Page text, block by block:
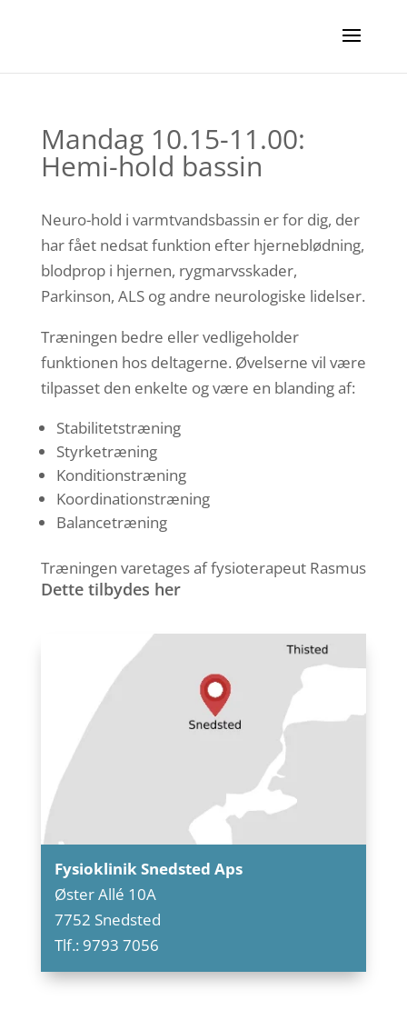
Mandag 10.15-11.00:
Hemi-hold bassin
Neuro-hold i varmtvandsbassin er for dig, der
har fået nedsat funktion efter hjerneblødning,
blodprop i hjernen, rygmarvsskader,
Parkinson, ALS og andre neurologiske lidelser.
Træningen bedre eller vedligeholder
funktionen hos deltagerne. Øvelserne vil være
tilpasset den enkelte og være en blanding af:
Stabilitetstræning
Styrketræning
Konditionstræning
Koordinationstræning
Balancetræning
Træningen varetages af fysioterapeut Rasmus
Dette tilbydes her
Fysioklinik Snedsted Aps
Øster Allé 10A
7752 Snedsted
Tlf.: 9793 7056